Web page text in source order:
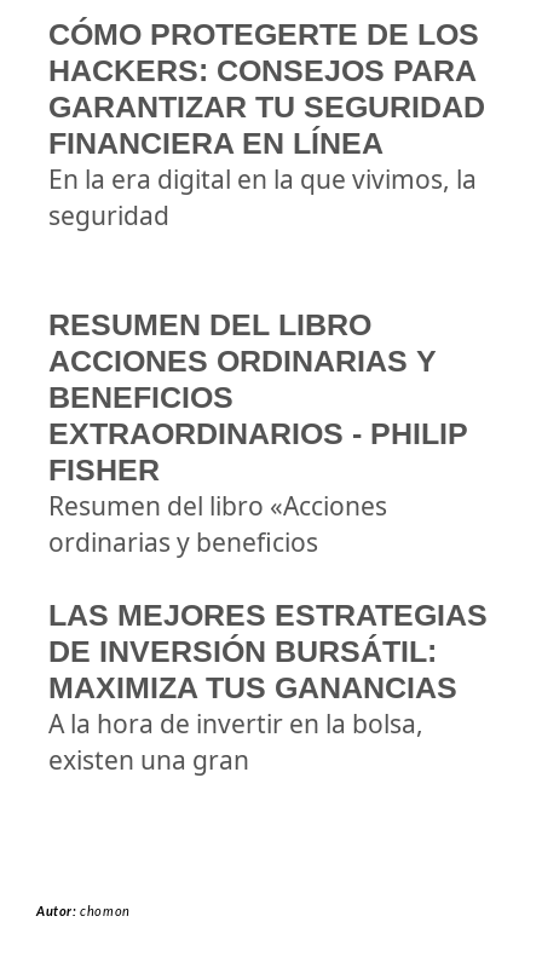
CÓMO PROTEGERTE DE LOS
HACKERS: CONSEJOS PARA
GARANTIZAR TU SEGURIDAD
FINANCIERA EN LÍNEA
En la era digital en la que vivimos, la
seguridad
RESUMEN DEL LIBRO
ACCIONES ORDINARIAS Y
BENEFICIOS
EXTRAORDINARIOS - PHILIP
FISHER
Resumen del libro «Acciones
ordinarias y beneficios
LAS MEJORES ESTRATEGIAS
DE INVERSIÓN BURSÁTIL:
MAXIMIZA TUS GANANCIAS
A la hora de invertir en la bolsa,
existen una gran
Autor:chomon